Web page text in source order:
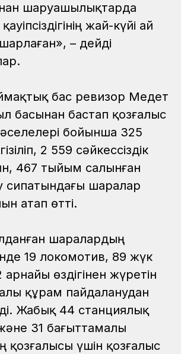
шаруашылықтарда
жай-күйі ай
– дейді
бас ревизор Медет
басынан бастап қозғалыс
мәселелері бойынша 325
2 559 сәйкессіздік
467 тыйым салынған
сипатындағы шаралар
атап өтті.
шаралардың
19 локомотив, 89 жүк
өздігінен жүретін
құрам пайдаланудан
Жабық 44 станциялық
31 бағыттамалы
қозғалысы үшін қозғалыс